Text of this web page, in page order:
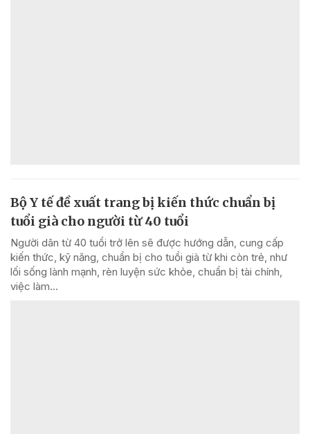
Bộ Y tế đề xuất trang bị kiến thức chuẩn bị
tuổi già cho người từ 40 tuổi
Người dân từ 40 tuổi trở lên sẽ được hướng dẫn, cung cấp
kiến thức, kỹ năng, chuẩn bị cho tuổi già từ khi còn trẻ, như
lối sống lành mạnh, rèn luyện sức khỏe, chuẩn bị tài chính,
việc làm...